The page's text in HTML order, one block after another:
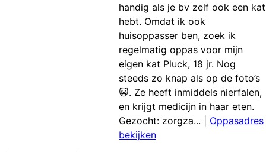
handig als je bv zelf ook een kat
hebt. Omdat ik ook
huisoppasser ben, zoek ik
regelmatig oppas voor mijn
eigen kat Pluck, 18 jr. Nog
steeds zo knap als op de foto’s
😺. Ze heeft inmiddels nierfalen,
en krijgt medicijn in haar eten.
Gezocht: zorgza...
Oppasadres
bekijken